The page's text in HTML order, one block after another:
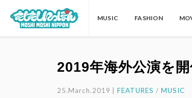
MUSIC FASHION
2019年海外公演を
25.March.2019 |FEATURES / MUSIC